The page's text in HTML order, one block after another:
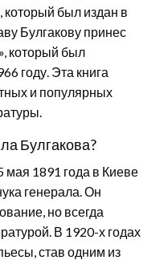
который был издан в
Булгакову принес
который был
году. Эта книга
и популярных
Булгакова?
мая 1891 года в Киеве
генерала. Он
но всегда
В 1920-х годах
став одним из